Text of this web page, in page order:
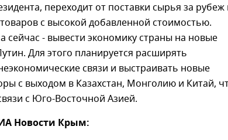
переходит от поставки сырья за рубеж
с высокой добавленной стоимостью.
сейчас - вывести экономику страны на новые
Для этого планируется расширять
связи и выстраивать новые
с выходом в Казахстан, Монголию и Китай,
с Юго-Восточной Азией.
Новости Крым: